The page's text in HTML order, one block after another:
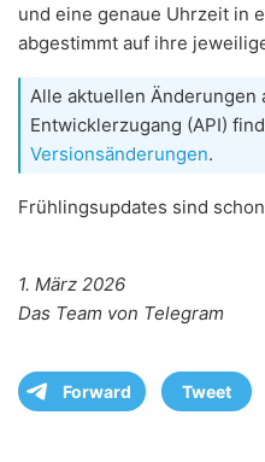
und eine genaue Uhrzeit in
abgestimmt auf ihre
Alle aktuellen Änderungen
Entwicklerzugang (API)
Versionsänderungen.
Frühlingsupdates sind
1. März 2026
Das Team von Telegram
Forward Tweet